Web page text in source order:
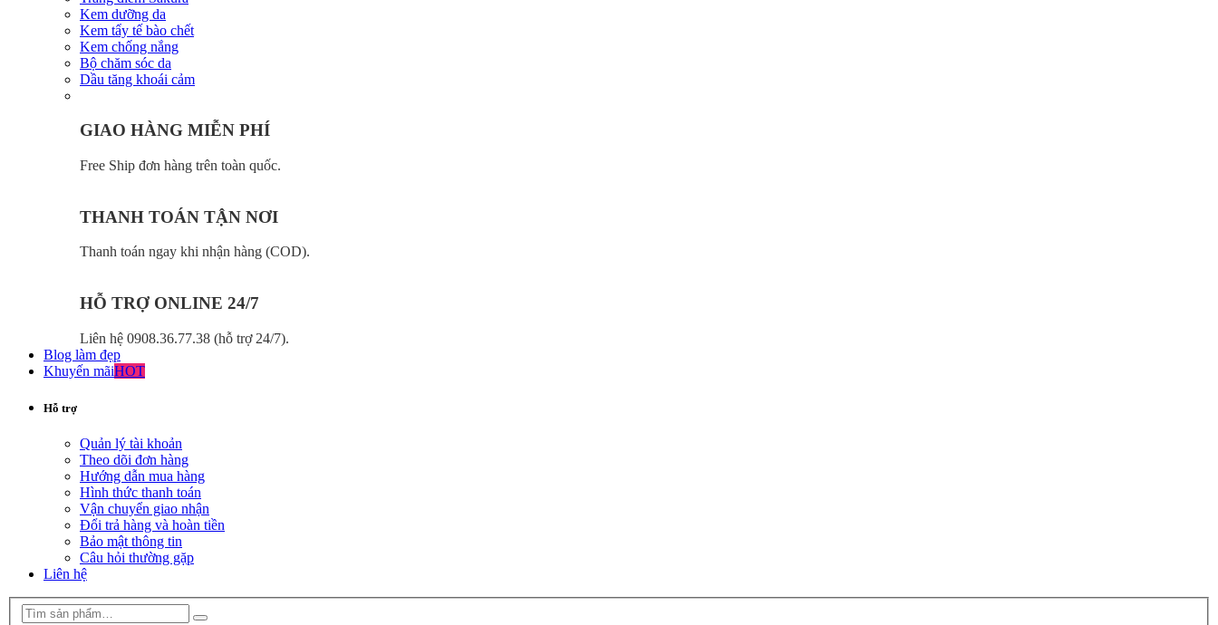
Kem dưỡng da
Kem tẩy tế bào chết
Kem chống nắng
Bộ chăm sóc da
Dầu tăng khoái cảm
GIAO HÀNG MIỄN PHÍ
Free Ship đơn hàng trên toàn quốc.
THANH TOÁN TẬN NƠI
Thanh toán ngay khi nhận hàng (COD).
HỖ TRỢ ONLINE 24/7
Liên hệ 0908.36.77.38 (hỗ trợ 24/7).
Blog làm đẹp
Khuyến mãiHOT
Hỗ trợ
Quản lý tài khoản
Theo dõi đơn hàng
Hướng dẫn mua hàng
Hình thức thanh toán
Vận chuyển giao nhận
Đổi trả hàng và hoàn tiền
Bảo mật thông tin
Câu hỏi thường gặp
Liên hệ